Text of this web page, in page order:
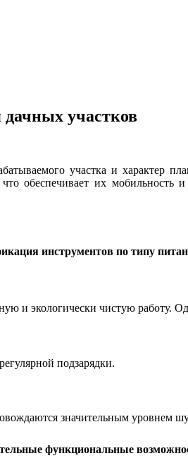
дачных участков
участка и характер
обеспечивает их мобильность
инструментов по типу
и экологически чистую работу.
подзарядки.
значительным уровнем
функциональные